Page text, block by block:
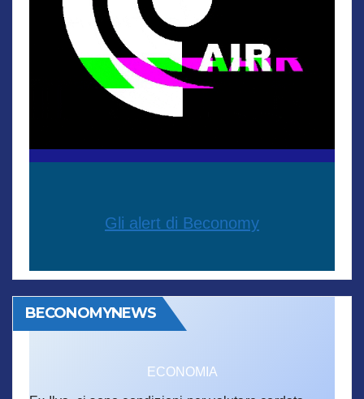
Gli alert di Beconomy
BECONOMYNEWS
ECONOMIA